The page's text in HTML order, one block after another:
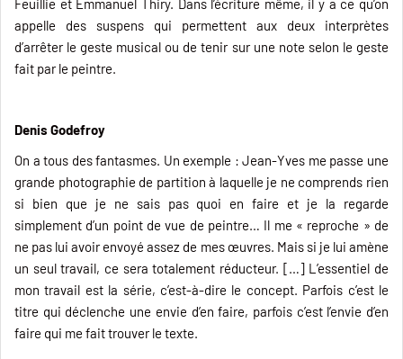
Feuillie et Emmanuel Thiry. Dans l’écriture même, il y a ce qu’on
appelle des suspens qui permettent aux deux interprètes
d’arrêter le geste musical ou de tenir sur une note selon le geste
fait par le peintre.
Denis Godefroy
On a tous des fantasmes. Un exemple : Jean-Yves me passe une
grande photographie de partition à laquelle je ne comprends rien
si bien que je ne sais pas quoi en faire et je la regarde
simplement d’un point de vue de peintre… Il me « reproche » de
ne pas lui avoir envoyé assez de mes œuvres. Mais si je lui amène
un seul travail, ce sera totalement réducteur. […] L’essentiel de
mon travail est la série, c’est-à-dire le concept. Parfois c’est le
titre qui déclenche une envie d’en faire, parfois c’est l’envie d’en
faire qui me fait trouver le texte.